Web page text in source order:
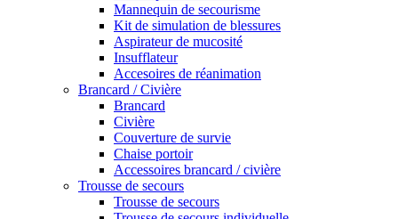
Mannequin de secourisme
Kit de simulation de blessures
Aspirateur de mucosité
Insufflateur
Accesoires de réanimation
Brancard / Civière
Brancard
Civière
Couverture de survie
Chaise portoir
Accessoires brancard / civière
Trousse de secours
Trousse de secours